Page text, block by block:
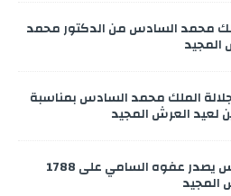
محمد السادس من الدكتور محمد
المجيد
الملك محمد السادس بمناسبة
لعيد العرش المجيد
جلالة الملك محمد السادس يصدر عفوه السامي على 1788
المجيد